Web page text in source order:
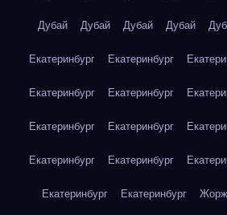
Дубай Дубай Дубай Дубай
Екатеринбург Екатеринбург
Екатеринбург Екатеринбург
Екатеринбург Екатеринбург
Екатеринбург Екатеринбург
Екатеринбург Екатеринбург